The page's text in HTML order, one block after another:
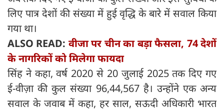
लिए पात्र देशों की संख्या में हुई वृद्धि के बारे में सवाल किया
गया था।
ALSO READ: वीजा पर चीन का बड़ा फैसला, 74 देशों
के नागरिकों को मिलेगा फायदा
सिंह ने कहा, वर्ष 2020 से 20 जुलाई 2025 तक दिए गए
ई-वीज़ा की कुल संख्या 96,44,567 है। उन्होंने एक अन्य
सवाल के जवाब में कहा, हर साल, सऊदी अधिकारी भारत